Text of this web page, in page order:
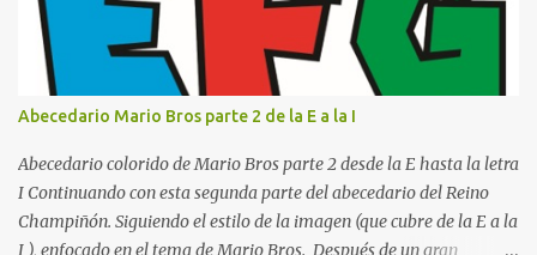
de primaria, secundaria, bachillerato o universidad, estos consejos
te ayudarán a desarrollar hábitos de estudio mucho más efectivos.
¿Por qué es importante identificar los errores al estudiar? Muchas
personas creen que estudiar durante varias horas garantiza
buenos resultados. Sin embargo, la calidad del estudio es mucho
más importante que la cantidad de tiempo invertido. Cuando
detectas y corrige...
Abecedario Mario Bros parte 2 de la E a la I
Abecedario colorido de Mario Bros parte 2 desde la E hasta la letra
I Continuando con esta segunda parte del abecedario del Reino
Champiñón. Siguiendo el estilo de la imagen (que cubre de la E a la
I ), enfocado en el tema de Mario Bros. Después de un gran